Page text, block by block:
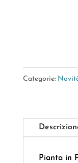
quantità
Categorie:
Pianta in